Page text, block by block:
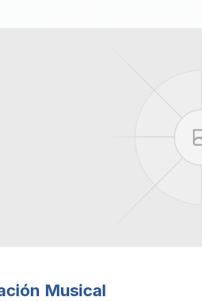
Musical